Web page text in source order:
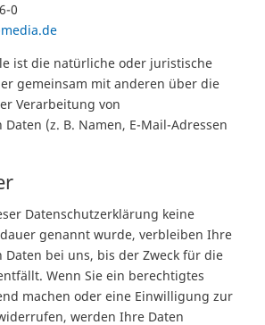
0
ist die natürliche oder juristische
gemeinsam mit anderen über die
Verarbeitung von
(z. B. Namen, E-Mail-Adressen
Datenschutzerklärung keine
genannt wurde, verbleiben Ihre
Daten bei uns, bis der Zweck für die
Wenn Sie ein berechtigtes
machen oder eine Einwilligung zur
werden Ihre Daten